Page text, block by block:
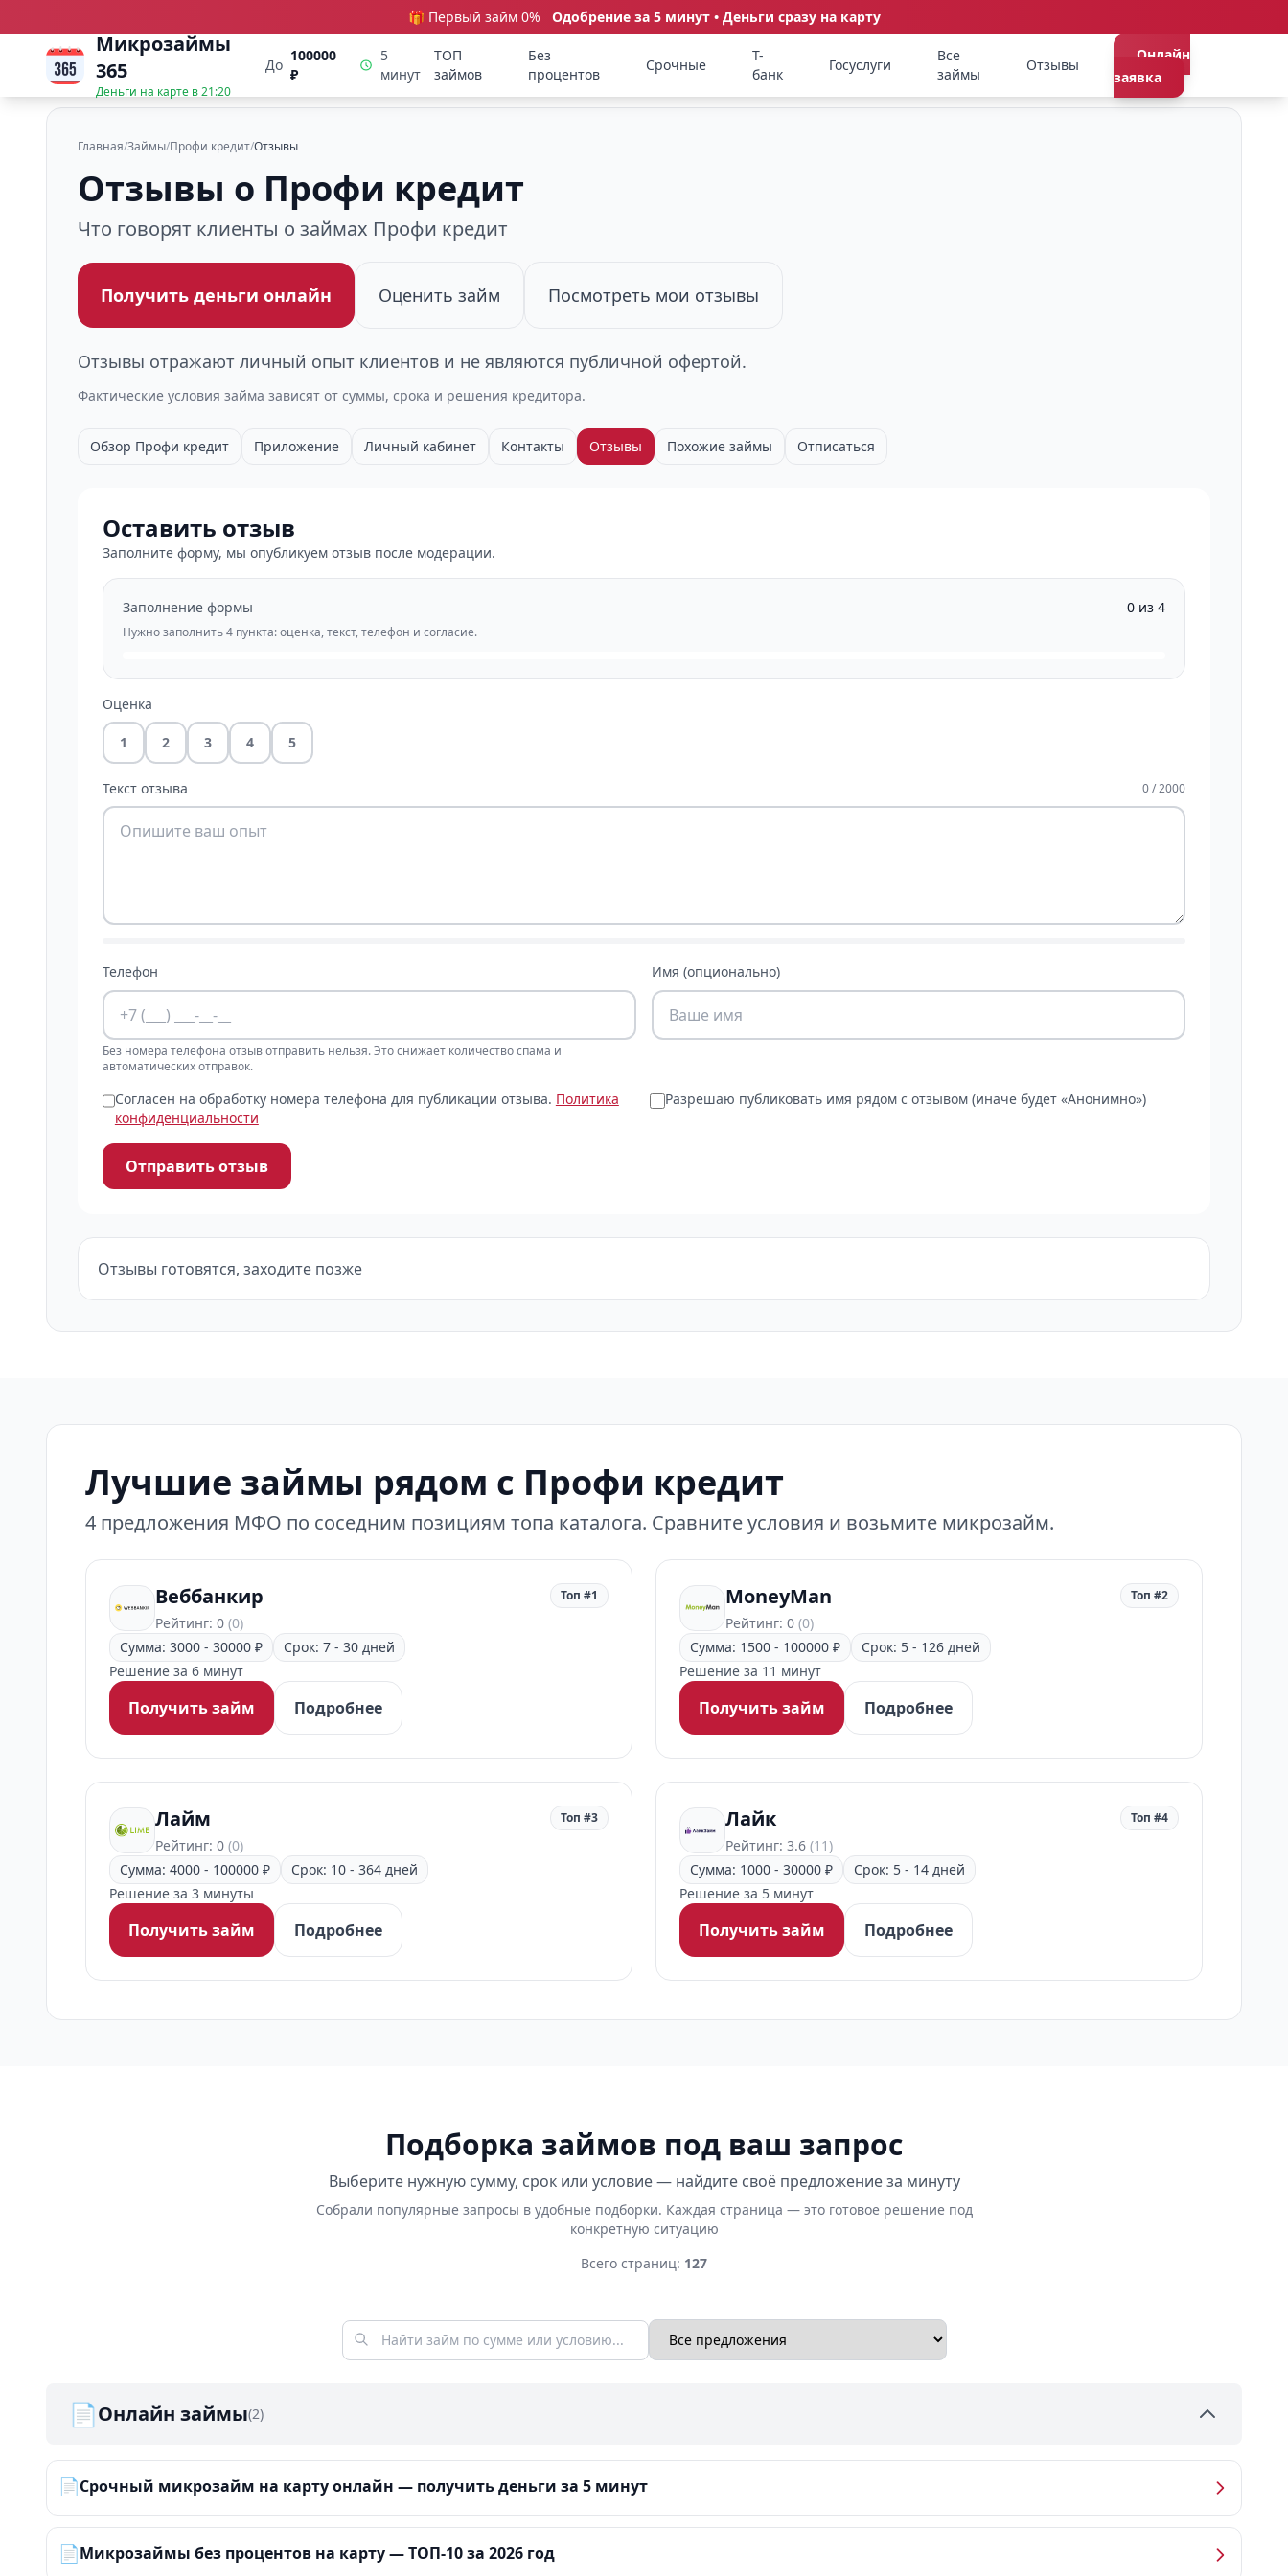
🎁 Первый займ 0% Одобрение за 5 минут • Деньги сразу на карту
Микрозаймы
365
Деньги на карте в21:20
До
100000
₽
5
минут
ТОП
займов
Без
процентов
Срочные
Т-
банк
Госуслуги
Все
займы
Отзывы
Онлайн
заявка
Главная/Займы/Профи кредит/Отзывы
Отзывы о Профи кредит
Что говорят клиенты о займах Профи кредит
Получить деньги онлайн Оценить займ Посмотреть мои отзывы
Отзывы отражают личный опыт клиентов и не являются публичной офертой.
Фактические условия займа зависят от суммы, срока и решения кредитора.
Обзор Профи кредит Приложение Личный кабинет Контакты Отзывы Похожие займы Отписаться
Оставить отзыв
Заполните форму, мы опубликуем отзыв после модерации.
Заполнение формы 0 из 4
Нужно заполнить 4 пункта: оценка, текст, телефон и согласие.
Оценка
1 2 3 4 5
Текст отзыва 0 / 2000
Телефон
Без номера телефона отзыв отправить нельзя. Это снижает количество спама и
автоматических отправок.
Имя (опционально)
Согласен на обработку номера телефона для публикации отзыва. Политика
конфиденциальности
Разрешаю публиковать имя рядом с отзывом (иначе будет «Анонимно»)
Отправить отзыв
Отзывы готовятся, заходите позже
Лучшие займы рядом с Профи кредит
4 предложения МФО по соседним позициям топа каталога. Сравните условия и возьмите микрозайм.
Веббанкир
Рейтинг: 0 (0)
Топ #1
Сумма: 3000 - 30000 ₽
Срок: 7 - 30 дней
Решение за 6 минут
Получить займ Подробнее
MoneyMan
Рейтинг: 0 (0)
Топ #2
Сумма: 1500 - 100000 ₽
Срок: 5 - 126 дней
Решение за 11 минут
Получить займ Подробнее
Лайм
Рейтинг: 0 (0)
Топ #3
Сумма: 4000 - 100000 ₽
Срок: 10 - 364 дней
Решение за 3 минуты
Получить займ Подробнее
Лайк
Рейтинг: 3.6 (11)
Топ #4
Сумма: 1000 - 30000 ₽
Срок: 5 - 14 дней
Решение за 5 минут
Получить займ Подробнее
Подборка займов под ваш запрос
Выберите нужную сумму, срок или условие — найдите своё предложение за минуту
Собрали популярные запросы в удобные подборки. Каждая страница — это готовое решение под
конкретную ситуацию
Всего страниц: 127
📄Онлайн займы(2)
📄Срочный микрозайм на карту онлайн — получить деньги за 5 минут
📄Микрозаймы без процентов на карту — ТОП-10 за 2026 год